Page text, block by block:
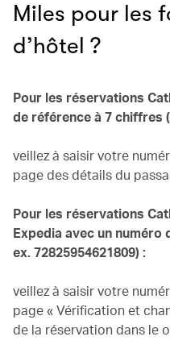
Miles pour les
d’hôtel ?
Pour les réservations
de référence à 7 chiffres
veillez à saisir votre
page des détails du
Pour les réservations
Expedia avec un numéro
ex. 72825954621809) :
veillez à saisir votre
page « Vérification et
de la réservation dans le